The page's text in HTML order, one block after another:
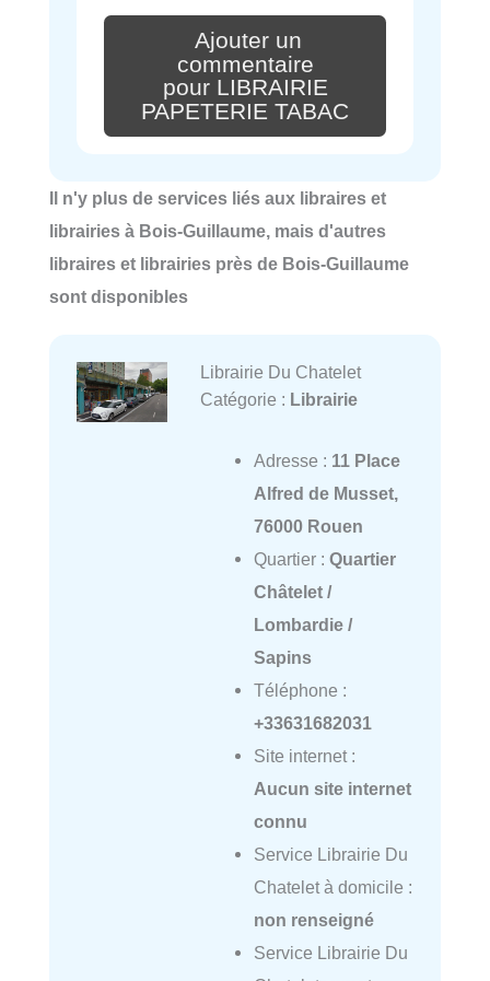
Ajouter un
commentaire
pour LIBRAIRIE
PAPETERIE TABAC
Il n'y plus de services liés aux libraires et
librairies à Bois-Guillaume, mais d'autres
libraires et librairies près de Bois-Guillaume
sont disponibles
Librairie Du Chatelet
Catégorie : Librairie
Adresse : 11 Place
Alfred de Musset,
76000 Rouen
Quartier : Quartier
Châtelet /
Lombardie /
Sapins
Téléphone :
+33631682031
Site internet :
Aucun site internet
connu
Service Librairie Du
Chatelet à domicile :
non renseigné
Service Librairie Du